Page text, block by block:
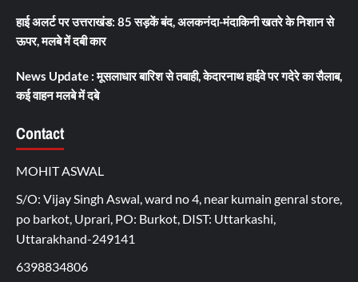
हाई अलर्ट पर उत्तराखंड: 85 सड़कें बंद, अलकनंदा-मंदाकिनी खतरे के निशान से
ऊपर, मलबे में दबी कार
News Update : मूसलाधार बारिश से तबाही, केदारनाथ हाईवे पर गदेरे का सैलाब,
कई वाहन मलबे में दबे
Contact
MOHIT ASWAL
S/O: Vijay Singh Aswal, ward no 4, near kumain genral store,
po barkot, Uprari, PO: Burkot, DIST: Uttarkashi,
Uttarakhand-249141
6398834806